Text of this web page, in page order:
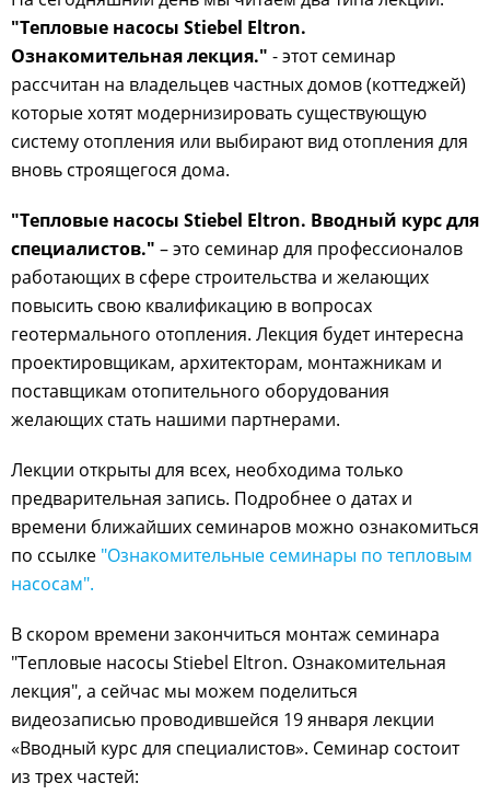
"Тепловые насосы Stiebel Eltron.
Ознакомительная лекция." - этот семинар
рассчитан на владельцев частных домов (коттеджей)
которые хотят модернизировать существующую
систему отопления или выбирают вид отопления для
вновь строящегося дома.
"Тепловые насосы Stiebel Eltron. Вводный курс для
специалистов." – это семинар для профессионалов
работающих в сфере строительства и желающих
повысить свою квалификацию в вопросах
геотермального отопления. Лекция будет интересна
проектировщикам, архитекторам, монтажникам и
поставщикам отопительного оборудования
желающих стать нашими партнерами.
Лекции открыты для всех, необходима только
предварительная запись. Подробнее о датах и
времени ближайших семинаров можно ознакомиться
по ссылке "Ознакомительные семинары по тепловым
насосам".
В скором времени закончиться монтаж семинара
"Тепловые насосы Stiebel Eltron. Ознакомительная
лекция", а сейчас мы можем поделиться
видеозаписью проводившейся 19 января лекции
«Вводный курс для специалистов». Семинар состоит
из трех частей: